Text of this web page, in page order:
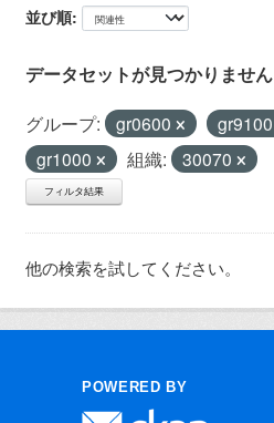
並び順
データセットが見つかりません
グループ: gr0600
gr9100
gr1000
組織: 30070
フィルタ結果
他の検索を試してください。
POWERED BY